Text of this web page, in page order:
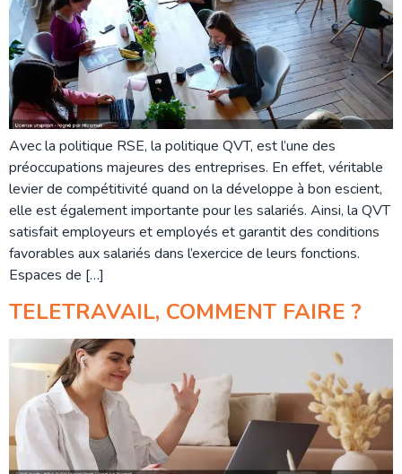
Avec la politique RSE, la politique QVT, est l’une des
préoccupations majeures des entreprises. En effet, véritable
levier de compétitivité quand on la développe à bon escient,
elle est également importante pour les salariés. Ainsi, la QVT
satisfait employeurs et employés et garantit des conditions
favorables aux salariés dans l’exercice de leurs fonctions.
Espaces de […]
TELETRAVAIL, COMMENT FAIRE ?